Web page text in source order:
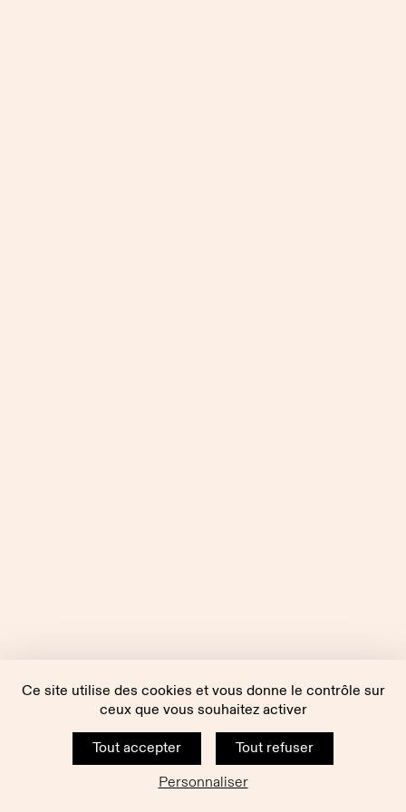
Ce site utilise des cookies et vous donne le contrôle sur
ceux que vous souhaitez activer
Tout accepter
Tout refuser
Personnaliser